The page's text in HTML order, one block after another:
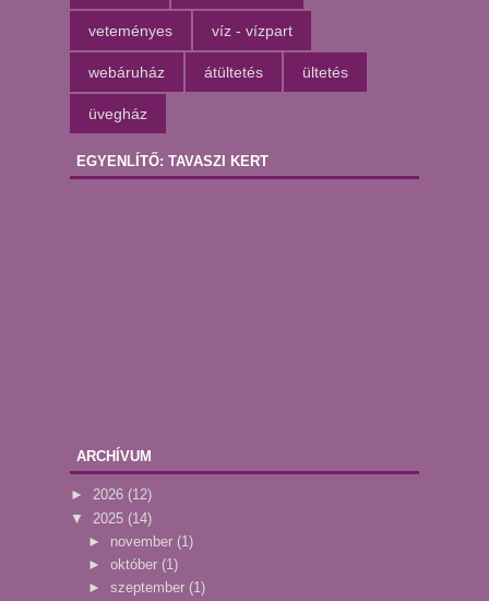
veteményes víz - vízpart
webáruház átültetés ültetés
üvegház
EGYENLÍTŐ: TAVASZI KERT
ARCHÍVUM
► 2026 (12)
▼ 2025 (14)
► november (1)
► október (1)
► szeptember (1)